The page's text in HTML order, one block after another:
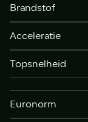
Brandstof
Acceleratie
Topsnelheid
Euronorm